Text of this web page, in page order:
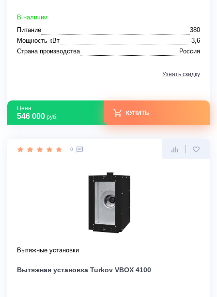
В наличии
Питание
380
Мощность кВт
3,6
Страна производства
Россия
Узнать скидку
Цена:
546 000 руб.
КУПИТЬ
0
Вытяжные установки
Вытяжная установка Turkov VBOX 4100